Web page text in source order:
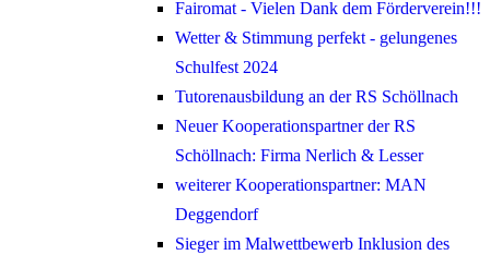
Fairomat - Vielen Dank dem Förderverein!!!
Wetter & Stimmung perfekt - gelungenes
Schulfest 2024
Tutorenausbildung an der RS Schöllnach
Neuer Kooperationspartner der RS
Schöllnach: Firma Nerlich & Lesser
weiterer Kooperationspartner: MAN
Deggendorf
Sieger im Malwettbewerb Inklusion des